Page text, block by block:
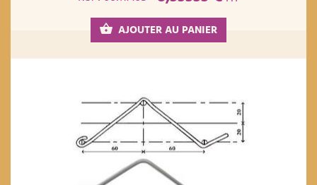
AJOUTER AU PANIER